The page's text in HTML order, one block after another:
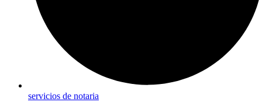
servicios de notaria